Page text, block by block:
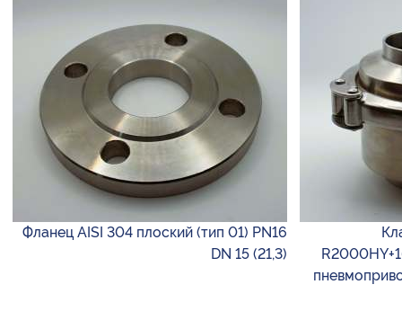
Фланец AISI 304 плоский (тип 01) PN16
DN 15 (21,3)